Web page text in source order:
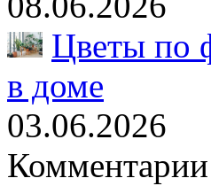
Цветы по
в доме
03.06.2026
Комментарии